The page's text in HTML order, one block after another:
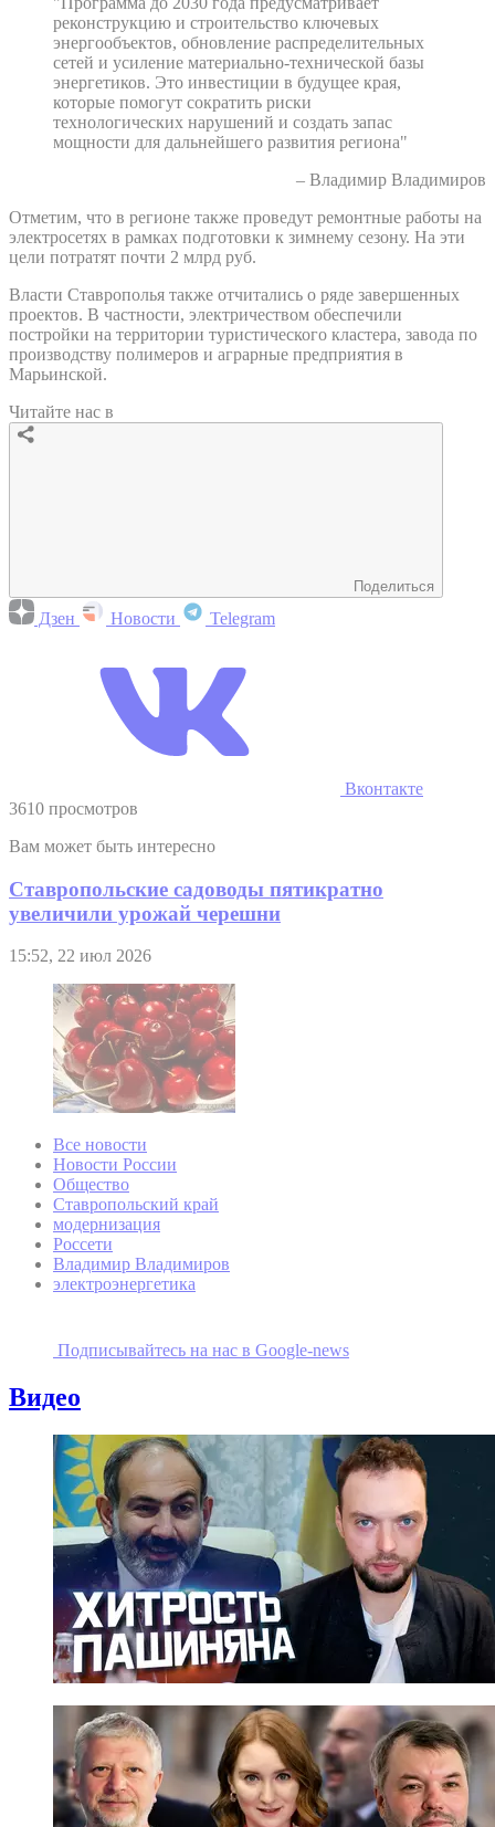
реконструкцию и строительство ключевых
энергообъектов, обновление распределительных
сетей и усиление материально-технической базы
энергетиков. Это инвестиции в будущее края,
которые помогут сократить риски
технологических нарушений и создать запас
мощности для дальнейшего развития региона"
– Владимир Владимиров
Отметим, что в регионе также проведут ремонтные работы на
электросетях в рамках подготовки к зимнему сезону. На эти
цели потратят почти 2 млрд руб.
Власти Ставрополья также отчитались о ряде завершенных
проектов. В частности, электричеством обеспечили
постройки на территории туристического кластера, завода по
производству полимеров и аграрные предприятия в
Марьинской.
Читайте нас в
Поделиться
Дзен Новости Telegram
Вконтакте
3610 просмотров
Вам может быть интересно
Ставропольские садоводы пятикратно
увеличили урожай черешни
15:52, 22 июл 2026
Все новости
Новости России
Общество
Ставропольский край
модернизация
Россети
Владимир Владимиров
электроэнергетика
Подписывайтесь на наc в Google-news
Видео